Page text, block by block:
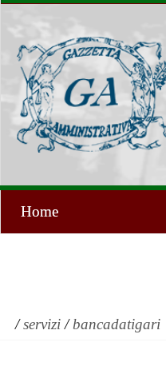
Home
/servizi/bancadatigari